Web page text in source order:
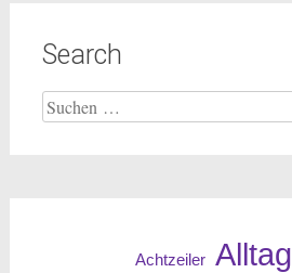
Search
Suche
nach:
Achtzeiler Alltag